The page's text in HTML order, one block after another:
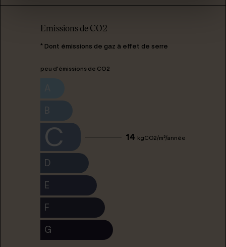
Emissions de CO2
* Dont émissions de gaz à effet de serre
peu d'émissions de CO2
B
C 14 kgCO2/m²/année
D
E
F
G